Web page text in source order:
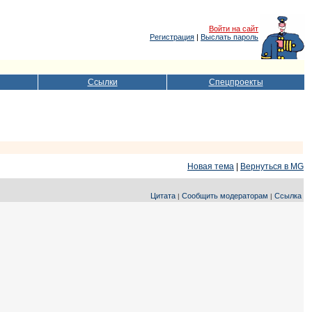
Войти на сайт
Регистрация | Выслать пароль
Ссылки Спецпроекты
Новая тема
Вернуться в MG
Цитата | Сообщить модераторам | Ссылка